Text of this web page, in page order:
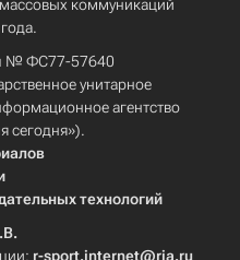
коммуникаций
№ ФС77-57640
унитарное
агентство
сегодня»).
технологий
r-sport.internet@ria.ru